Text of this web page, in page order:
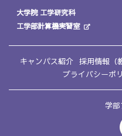
大学院 工学研究科
工学部計算機実習室
キャンパス紹介 採用情報（
プライバシーポ
学部